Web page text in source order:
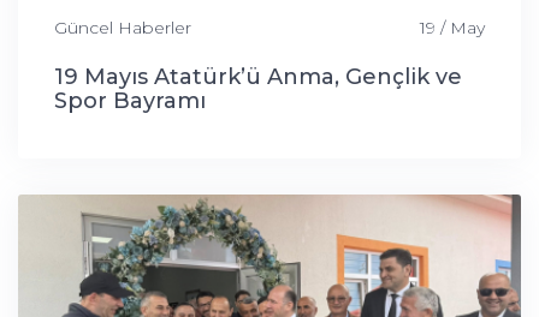
Güncel Haberler 19 / May
19 Mayıs Atatürk’ü Anma, Gençlik ve
Spor Bayramı